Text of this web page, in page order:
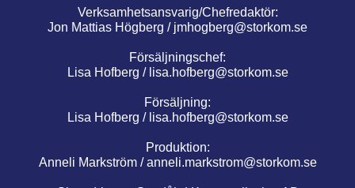
Verksamhetsansvarig/Chefredaktör:
Jon Mattias Högberg / jmhogberg@storkom.se
Försäljningschef:
Lisa Hofberg / lisa.hofberg@storkom.se
Försäljning:
Lisa Hofberg / lisa.hofberg@storkom.se
Produktion:
Anneli Markström /anneli.markstrom@storkom.se